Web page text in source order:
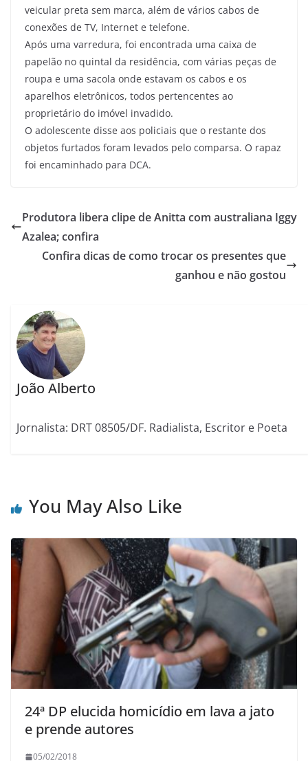
veicular preta sem marca, além de vários cabos de
conexões de TV, Internet e telefone.
Após uma varredura, foi encontrada uma caixa de
papelão no quintal da residência, com várias peças de
roupa e uma sacola onde estavam os cabos e os
aparelhos eletrônicos, todos pertencentes ao
proprietário do imóvel invadido.
O adolescente disse aos policiais que o restante dos
objetos furtados foram levados pelo comparsa. O rapaz
foi encaminhado para DCA.
Produtora libera clipe de Anitta com australiana Iggy
Azalea; confira
Confira dicas de como trocar os presentes que
ganhou e não gostou
João Alberto
Jornalista: DRT 08505/DF. Radialista, Escritor e Poeta
You May Also Like
24ª DP elucida homicídio em lava a jato
e prende autores
05/02/2018